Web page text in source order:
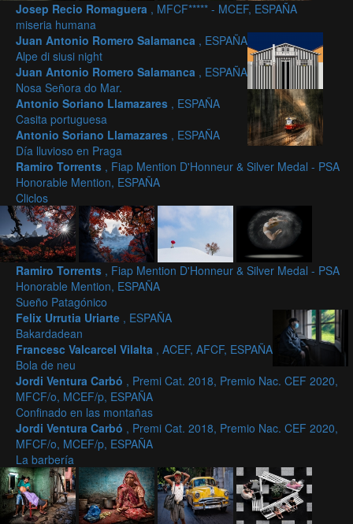
Josep Recio Romaguera , MFCF***** - MCEF, ESPAÑA
miseria humana
Juan Antonio Romero Salamanca , ESPAÑA
Alpe di siusi night
Juan Antonio Romero Salamanca , ESPAÑA
Nosa Señora do Mar.
Antonio Soriano Llamazares , ESPAÑA
Casita portuguesa
Antonio Soriano Llamazares , ESPAÑA
Día lluvioso en Praga
Ramiro Torrents , Fiap Mention D'Honneur & Silver Medal - PSA
Honorable Mention, ESPAÑA
Cliclos
Ramiro Torrents , Fiap Mention D'Honneur & Silver Medal - PSA
Honorable Mention, ESPAÑA
Sueño Patagónico
Felix Urrutia Uriarte , ESPAÑA
Bakardadean
Francesc Valcarcel Vilalta , ACEF, AFCF, ESPAÑA
Bola de neu
Jordi Ventura Carbó , Premi Cat. 2018, Premio Nac. CEF 2020,
MFCF/o, MCEF/p, ESPAÑA
Confinado en las montañas
Jordi Ventura Carbó , Premi Cat. 2018, Premio Nac. CEF 2020,
MFCF/o, MCEF/p, ESPAÑA
La barbería